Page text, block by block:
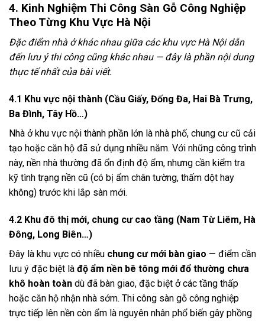
4. Kinh Nghiệm Thi Công Sàn Gỗ Công Nghiệp
Theo Từng Khu Vực Hà Nội
Đặc điểm nhà ở khác nhau giữa các khu vực Hà Nội dẫn
đến lưu ý thi công cũng khác nhau — đây là phần nội dung
thực tế nhất của bài viết.
4.1 Khu vực nội thành (Cầu Giấy, Đống Đa, Hai Bà Trưng,
Ba Đình, Tây Hồ…)
Nhà ở khu vực nội thành phần lớn là nhà phố, chung cư cũ cải
tạo hoặc căn hộ đã sử dụng nhiều năm. Với những công trình
này, nền nhà thường đã ổn định độ ẩm, nhưng cần kiểm tra
kỹ tình trạng nền cũ (có bị ẩm chân tường, thấm dột hay
không) trước khi lắp sàn mới.
4.2 Khu đô thị mới, chung cư cao tầng (Nam Từ Liêm, Hà
Đông, Long Biên…)
Đây là khu vực có nhiều chung cư mới bàn giao — điểm cần
lưu ý đặc biệt là độ ẩm nền bê tông mới đổ thường chưa
khô hoàn toàn dù đã bàn giao, đặc biệt ở các tầng thấp
hoặc căn hộ nhận nhà sớm. Thi công sàn gỗ công nghiệp
trực tiếp lên nền còn ẩm là nguyên nhân phổ biến gây phồng